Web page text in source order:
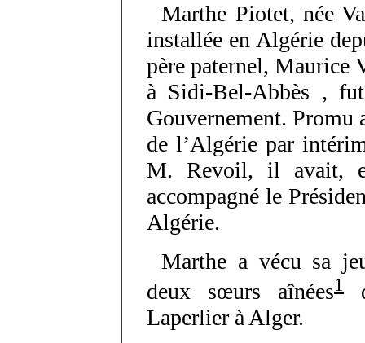
Marthe Piotet, née
installée en Algérie
père paternel, Maurice
à Sidi-Bel-Abbès ,
Gouvernement. Promu
de l’Algérie par
M. Revoil, il avait,
accompagné le
Algérie.
Marthe a vécu sa
deux sœurs aînées1
Laperlier à Alger.